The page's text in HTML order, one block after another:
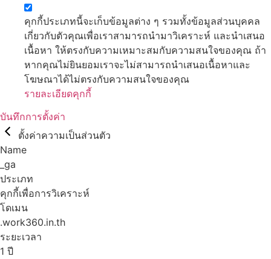
คุกกี้ประเภทนี้จะเก็บข้อมูลต่าง ๆ รวมทั้งข้อมูลส่วนบุคคล
เกี่ยวกับตัวคุณเพื่อเราสามารถนำมาวิเคราะห์ และนำเสนอ
เนื้อหา ให้ตรงกับความเหมาะสมกับความสนใจของคุณ ถ้า
หากคุณไม่ยินยอมเราจะไม่สามารถนำเสนอเนื้อหาและ
โฆษณาได้ไม่ตรงกับความสนใจของคุณ
รายละเอียดคุกกี้
บันทึกการตั้งค่า
ตั้งค่าความเป็นส่วนตัว
Name
_ga
ประเภท
คุกกี้เพื่อการวิเคราะห์
โดเมน
.work360.in.th
ระยะเวลา
1 ปี